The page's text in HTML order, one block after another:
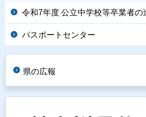
令和7年度 公立中学校等卒業者の
パスポートセンター
県の広報